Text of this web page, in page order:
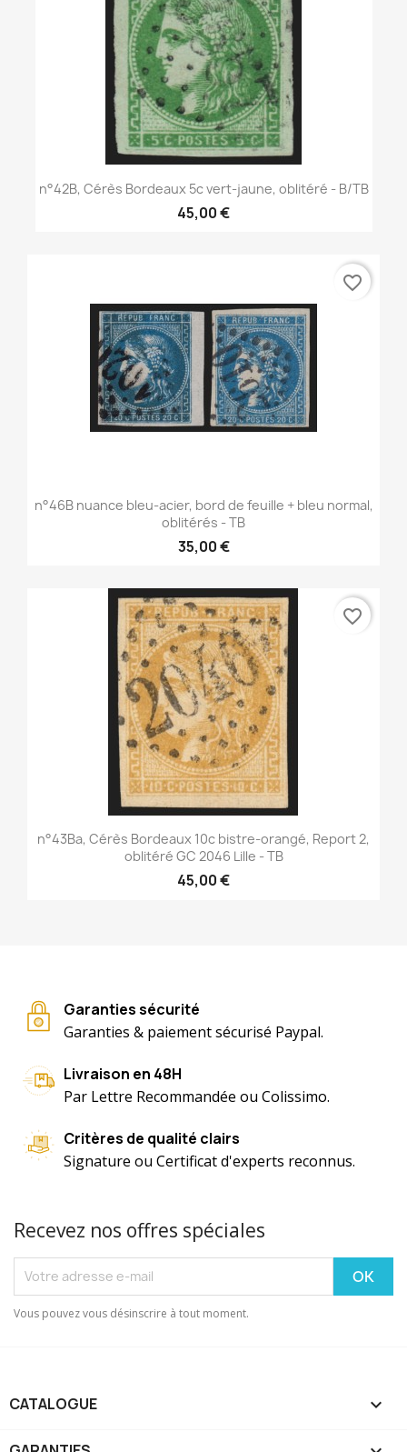
n°42B, Cérès Bordeaux 5c vert-jaune, oblitéré - B/TB
45,00 €
n°46B nuance bleu-acier, bord de feuille + bleu normal,
oblitérés - TB
35,00 €
favorite_border
n°43Ba, Cérès Bordeaux 10c bistre-orangé, Report 2,
oblitéré GC 2046 Lille - TB
45,00 €
favorite_border
Garanties sécurité
Garanties & paiement sécurisé Paypal.
Livraison en 48H
Par Lettre Recommandée ou Colissimo.
Critères de qualité clairs
Signature ou Certificat d'experts reconnus.
Recevez nos offres spéciales
Vous pouvez vous désinscrire à tout moment.
CATALOGUE 